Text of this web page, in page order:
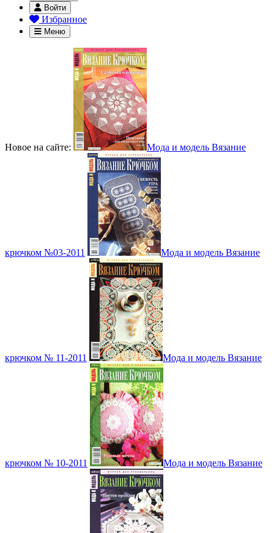
Войти
Избранное
Меню
Новое на сайте: Мода и модель Вязание
крючком №03-2011 Мода и модель Вязание
крючком № 11-2011 Мода и модель Вязание
крючком № 10-2011 Мода и модель Вязание